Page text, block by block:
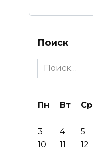
Поиск
Search
for:
Пн Вт Ср
3
4 5
10
11 12